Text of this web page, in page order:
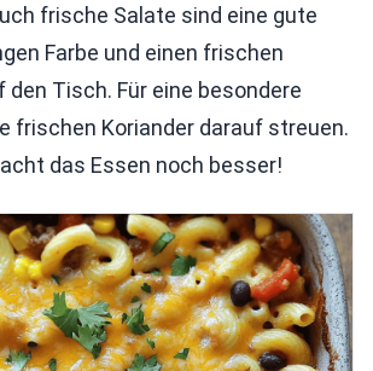
frische Salate sind eine gute
Farbe und einen frischen
den Tisch. Für eine besondere
frischen Koriander darauf streuen.
das Essen noch besser!